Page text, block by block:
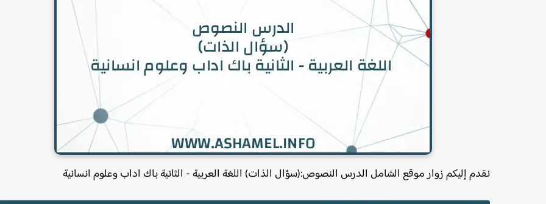
نقدم إليكم زوار موقع الشامل الدرس النصوص:(سؤال الذات) اللغة العربية - الثانية باك اداب وعلوم انسانية